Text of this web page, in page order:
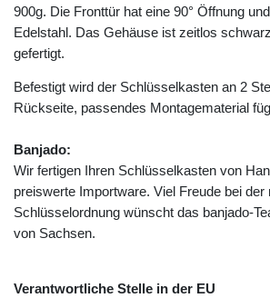
900g. Die Fronttür hat eine 90° Öffnung
Edelstahl. Das Gehäuse ist zeitlos
gefertigt.
Befestigt wird der Schlüsselkasten an 2
Rückseite, passendes Montagematerial
Banjado:
Wir fertigen Ihren Schlüsselkasten von
preiswerte Importware. Viel Freude bei der
Schlüsselordnung wünscht das banjado-
von Sachsen.
Verantwortliche Stelle in der EU